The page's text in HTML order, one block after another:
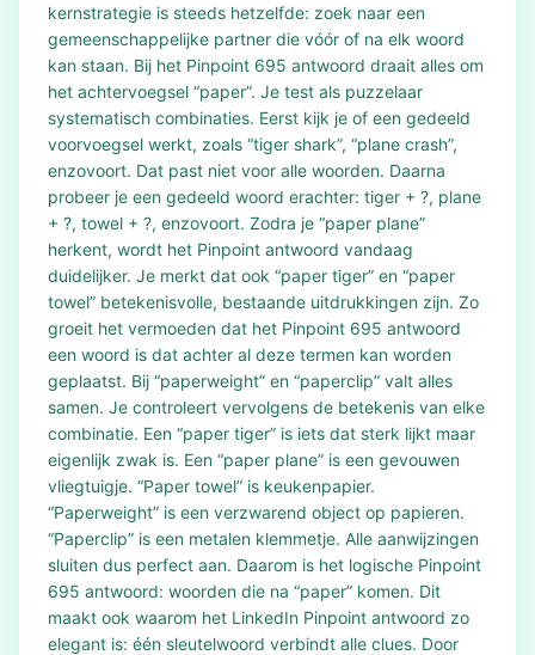
kernstrategie is steeds hetzelfde: zoek naar een
gemeenschappelijke partner die vóór of na elk woord
kan staan. Bij het Pinpoint 695 antwoord draait alles om
het achtervoegsel “paper”. Je test als puzzelaar
systematisch combinaties. Eerst kijk je of een gedeeld
voorvoegsel werkt, zoals “tiger shark”, “plane crash”,
enzovoort. Dat past niet voor alle woorden. Daarna
probeer je een gedeeld woord erachter: tiger + ?, plane
+ ?, towel + ?, enzovoort. Zodra je “paper plane”
herkent, wordt het Pinpoint antwoord vandaag
duidelijker. Je merkt dat ook “paper tiger” en “paper
towel” betekenisvolle, bestaande uitdrukkingen zijn. Zo
groeit het vermoeden dat het Pinpoint 695 antwoord
een woord is dat achter al deze termen kan worden
geplaatst. Bij “paperweight” en “paperclip” valt alles
samen. Je controleert vervolgens de betekenis van elke
combinatie. Een “paper tiger” is iets dat sterk lijkt maar
eigenlijk zwak is. Een “paper plane” is een gevouwen
vliegtuigje. “Paper towel” is keukenpapier.
“Paperweight” is een verzwarend object op papieren.
“Paperclip” is een metalen klemmetje. Alle aanwijzingen
sluiten dus perfect aan. Daarom is het logische Pinpoint
695 antwoord: woorden die na “paper” komen. Dit
maakt ook waarom het LinkedIn Pinpoint antwoord zo
elegant is: één sleutelwoord verbindt alle clues. Door